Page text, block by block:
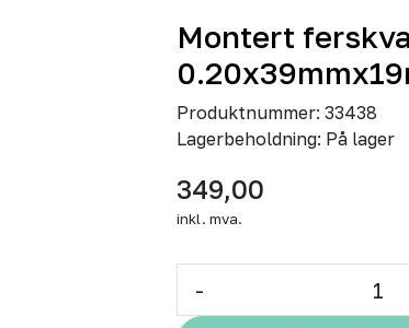
Montert
Produktnummer: 33438
Lagerbeholdning: På lager
349,00
inkl. mva.
-